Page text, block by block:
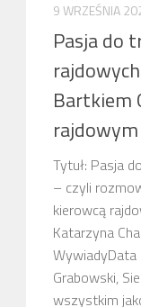
9 WRZEŚNIA
Pasja do
Bartkiem
rajdowym
Tytuł: Pasja
– czyli
kierowcą
Katarzyna
Grabowski,
wszystkim